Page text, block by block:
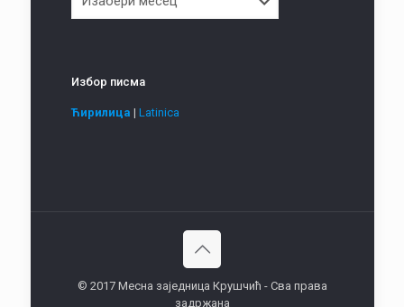
Избор писма
Ћирилица | Latinica
© 2017 Месна заједница Крушчић - Сва права
задржана